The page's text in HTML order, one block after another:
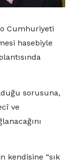
Cumhuriyeti
hasebiyle
sorusuna,
ve
kendisine “sık